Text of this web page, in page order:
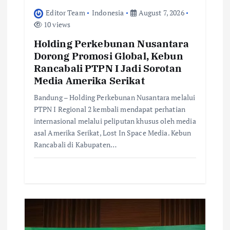
Editor Team Indonesia
August 7, 2026
10 views
Holding Perkebunan Nusantara
Dorong Promosi Global, Kebun
Rancabali PTPN I Jadi Sorotan
Media Amerika Serikat
Bandung – Holding Perkebunan Nusantara melalui
PTPN I Regional 2 kembali mendapat perhatian
internasional melalui peliputan khusus oleh media
asal Amerika Serikat, Lost In Space Media. Kebun
Rancabali di Kabupaten…